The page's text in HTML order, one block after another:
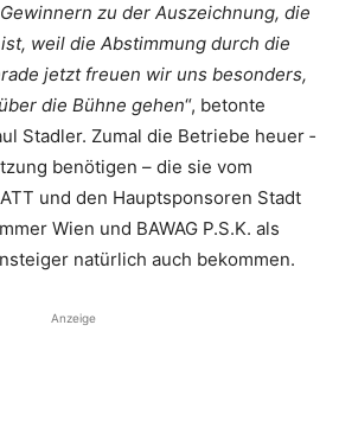
zu der Auszeichnung, die
weil die Abstimmung durch die
jetzt freuen wir uns besonders,
die Bühne gehen“, betonte
Stadler. Zumal die ­Betriebe heuer
­benötigen – die sie vom
und den Hauptsponsoren Stadt
Wien und BAWAG P.S.K. als
natürlich auch bekommen.
Anzeige